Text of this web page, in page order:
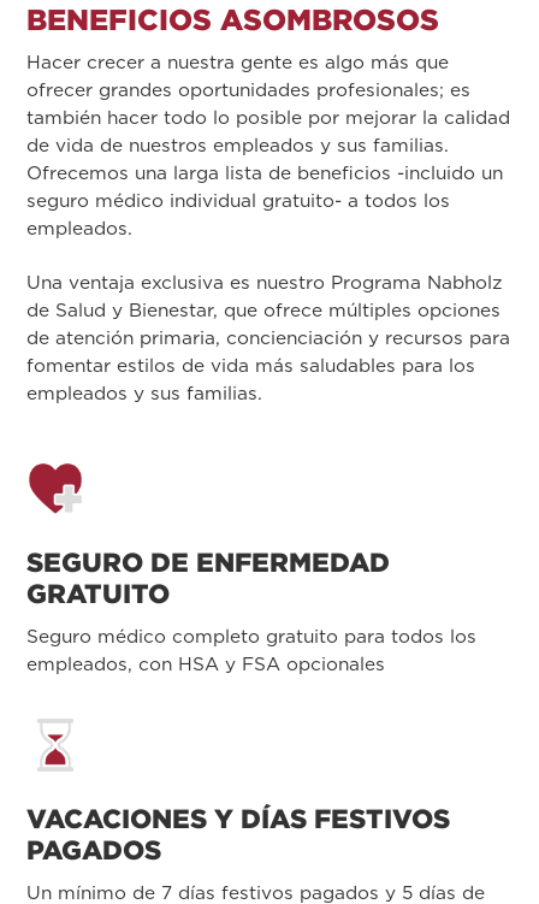
BENEFICIOS ASOMBROSOS
Hacer crecer a nuestra gente es algo más que
ofrecer grandes oportunidades profesionales; es
también hacer todo lo posible por mejorar la calidad
de vida de nuestros empleados y sus familias.
Ofrecemos una larga lista de beneficios -incluido un
seguro médico individual gratuito- a todos los
empleados.
Una ventaja exclusiva es nuestro Programa Nabholz
de Salud y Bienestar, que ofrece múltiples opciones
de atención primaria, concienciación y recursos para
fomentar estilos de vida más saludables para los
empleados y sus familias.
SEGURO DE ENFERMEDAD
GRATUITO
Seguro médico completo gratuito para todos los
empleados, con HSA y FSA opcionales
VACACIONES Y DÍAS FESTIVOS
PAGADOS
Un mínimo de 7 días festivos pagados y 5 días de